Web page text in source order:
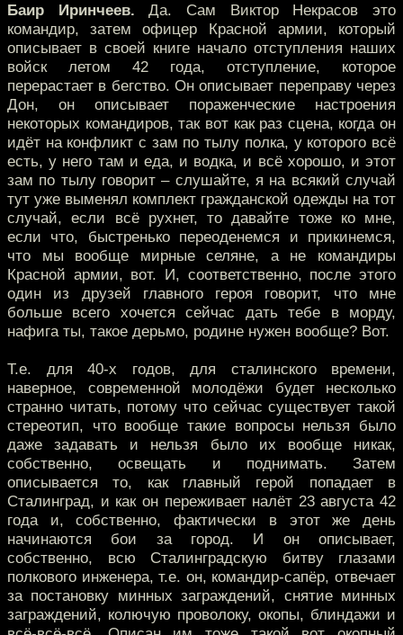
Баир Иринчеев. Да. Сам Виктор Некрасов это
командир, затем офицер Красной армии, который
описывает в своей книге начало отступления наших
войск летом 42 года, отступление, которое
перерастает в бегство. Он описывает переправу через
Дон, он описывает пораженческие настроения
некоторых командиров, так вот как раз сцена, когда он
идёт на конфликт с зам по тылу полка, у которого всё
есть, у него там и еда, и водка, и всё хорошо, и этот
зам по тылу говорит – слушайте, я на всякий случай
тут уже выменял комплект гражданской одежды на тот
случай, если всё рухнет, то давайте тоже ко мне,
если что, быстренько переоденемся и прикинемся,
что мы вообще мирные селяне, а не командиры
Красной армии, вот. И, соответственно, после этого
один из друзей главного героя говорит, что мне
больше всего хочется сейчас дать тебе в морду,
нафига ты, такое дерьмо, родине нужен вообще? Вот.
Т.е. для 40-х годов, для сталинского времени,
наверное, современной молодёжи будет несколько
странно читать, потому что сейчас существует такой
стереотип, что вообще такие вопросы нельзя было
даже задавать и нельзя было их вообще никак,
собственно, освещать и поднимать. Затем
описывается то, как главный герой попадает в
Сталинград, и как он переживает налёт 23 августа 42
года и, собственно, фактически в этот же день
начинаются бои за город. И он описывает,
собственно, всю Сталинградскую битву глазами
полкового инженера, т.е. он, командир-сапёр, отвечает
за постановку минных заграждений, снятие минных
заграждений, колючую проволоку, окопы, блиндажи и